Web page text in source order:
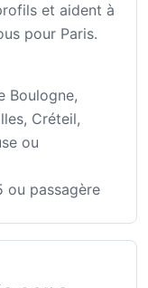
et aident à
pour Paris.
Boulogne,
Créteil,
ou
ou passagère